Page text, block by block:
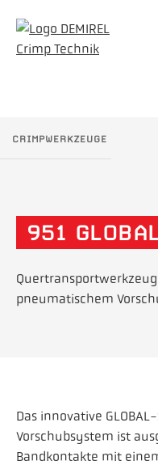
CRIMPWERKZEUGE
951
pneumatischem
Das innovative
Vorschubsystem ist
Bandkontakte mit